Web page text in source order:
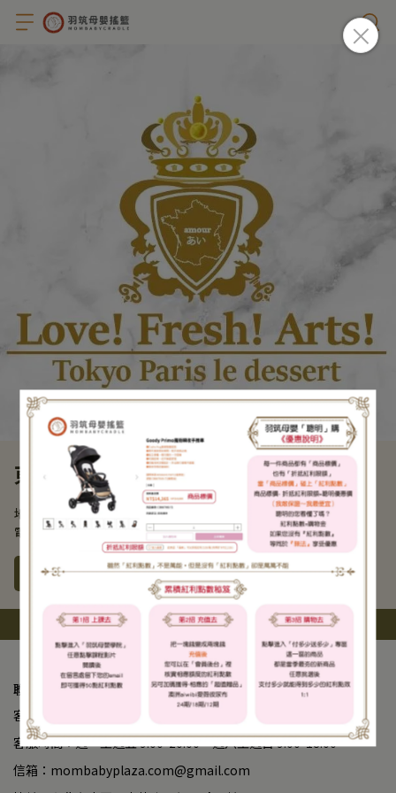
東京巴黎甜點
地址： 104台北市中山區南京東路二段25號
電話： 02 2521 0058
了解更多
上一頁
聯絡我們
客服專線： 02-23825588
客服時間：週一至週五 9:00-20:00、週六至週日 9:00-18:00
信箱：mombabyplaza.com@gmail.com